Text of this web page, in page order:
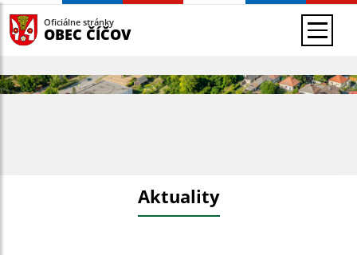
Oficiálne stránky
OBEC ČÍČOV
Aktuality